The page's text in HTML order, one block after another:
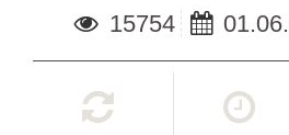
15754